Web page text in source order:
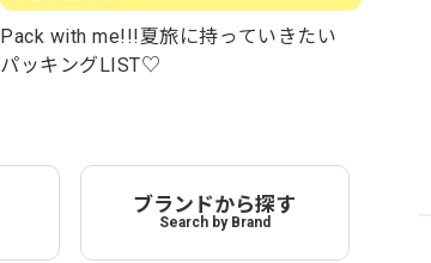
Pack with me!!!夏旅に持っていきたい
パッキングLIST♡
ブランドから探す
Search by Brand